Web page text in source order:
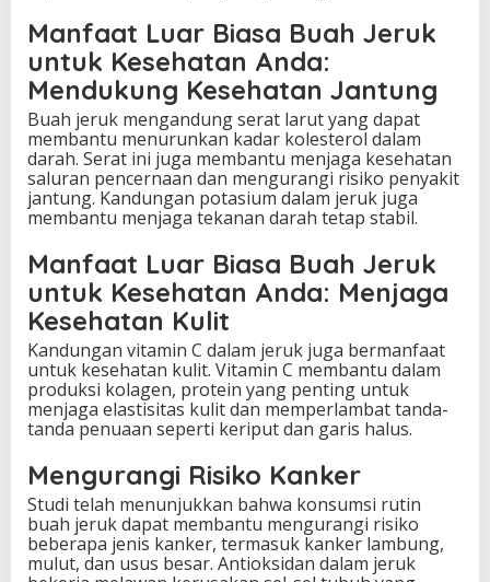
Manfaat Luar Biasa Buah Jeruk
untuk Kesehatan Anda:
Mendukung Kesehatan Jantung
Buah jeruk mengandung serat larut yang dapat
membantu menurunkan kadar kolesterol dalam
darah. Serat ini juga membantu menjaga kesehatan
saluran pencernaan dan mengurangi risiko penyakit
jantung. Kandungan potasium dalam jeruk juga
membantu menjaga tekanan darah tetap stabil.
Manfaat Luar Biasa Buah Jeruk
untuk Kesehatan Anda: Menjaga
Kesehatan Kulit
Kandungan vitamin C dalam jeruk juga bermanfaat
untuk kesehatan kulit. Vitamin C membantu dalam
produksi kolagen, protein yang penting untuk
menjaga elastisitas kulit dan memperlambat tanda-
tanda penuaan seperti keriput dan garis halus.
Mengurangi Risiko Kanker
Studi telah menunjukkan bahwa konsumsi rutin
buah jeruk dapat membantu mengurangi risiko
beberapa jenis kanker, termasuk kanker lambung,
mulut, dan usus besar. Antioksidan dalam jeruk